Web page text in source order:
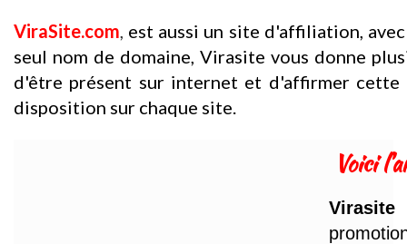
ViraSite.com est aussi un site d'affiliation,
seul nom de domaine, Virasite vous donne
d'être présent sur internet et d'affirmer
disposition sur chaque site.
Voici
Virasite